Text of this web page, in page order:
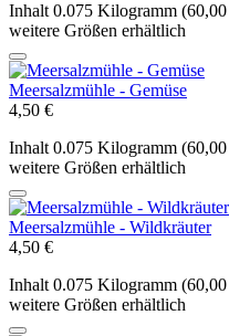
Inhalt 0.075 Kilogramm
weitere Größen erhältlich
Meersalzmühle - Gemüse
4,50 €
Inhalt 0.075 Kilogramm
weitere Größen erhältlich
Meersalzmühle - Wildkräuter
4,50 €
Inhalt 0.075 Kilogramm
weitere Größen erhältlich